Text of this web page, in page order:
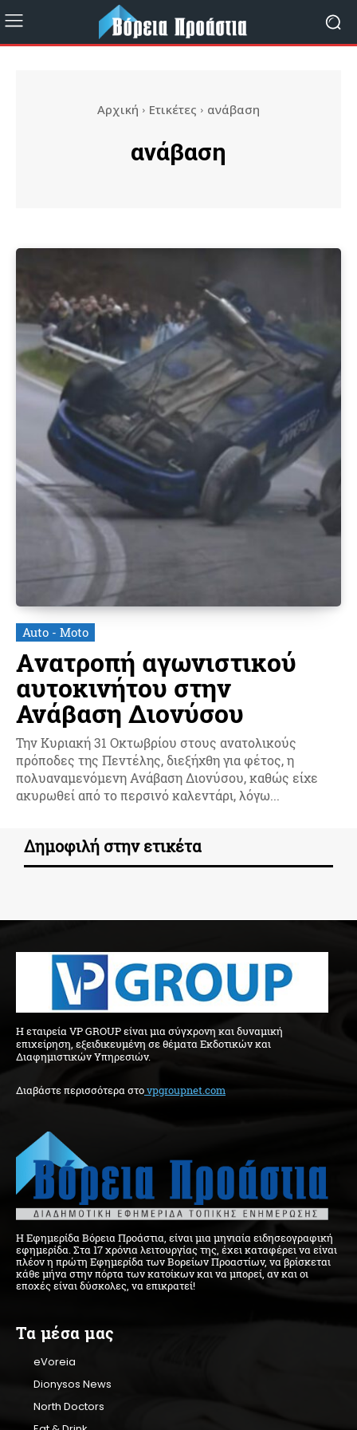
Αρχική Ετικέτες ανάβαση
ανάβαση
Auto - Moto
Aνατροπή αγωνιστικού
αυτοκινήτου στην
Ανάβαση Διονύσου
Την Κυριακή 31 Οκτωβρίου στους ανατολικούς
πρόποδες της Πεντέλης, διεξήχθη για φέτος, η
πολυαναμενόμενη Ανάβαση Διονύσου, καθώς είχε
ακυρωθεί από το περσινό καλεντάρι, λόγω...
Δημοφιλή στην ετικέτα
H εταιρεία VP GROUP είναι μια σύγχρονη και δυναμική
επιχείρηση, εξειδικευμένη σε θέματα Εκδοτικών και
Διαφημιστικών Υπηρεσιών.
Διαβάστε περισσότερα στovpgroupnet.com
Η Εφημερίδα Βόρεια Προάστια, είναι μια μηνιαία ειδησεογραφική
εφημερίδα. Στα 17 χρόνια λειτουργίας της, έχει καταφέρει να είναι
πλέον η πρώτη Εφημερίδα των Βορείων Προαστίων, να βρίσκεται
κάθε μήνα στην πόρτα των κατοίκων και να μπορεί, αν και οι
εποχές είναι δύσκολες, να επικρατεί!
Τα μέσα μας
eVoreia
Dionysos News
North Doctors